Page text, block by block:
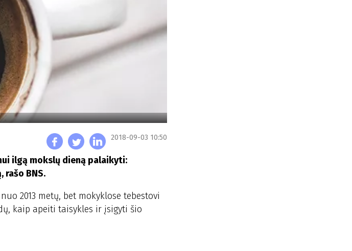
2018-09-03 10:50
ilgą mokslų dieną palaikyti:
BNS.
2013 metų, bet mokyklose tebestovi
kaip apeiti taisykles ir įsigyti šio